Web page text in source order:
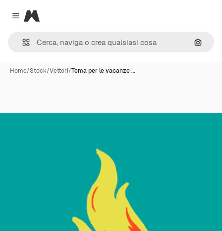
Close menu
Magnific
Cerca
Home/Stock/Vettori/Tema per le vacanze …